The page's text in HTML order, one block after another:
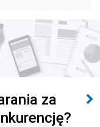
za